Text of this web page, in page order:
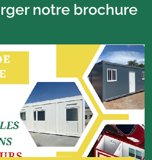
notre brochure